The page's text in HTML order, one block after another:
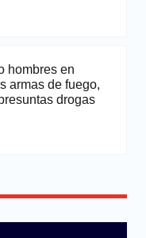
hombres en
armas de fuego,
drogas